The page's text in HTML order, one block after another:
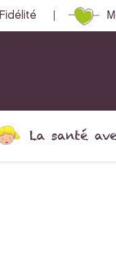
La santé